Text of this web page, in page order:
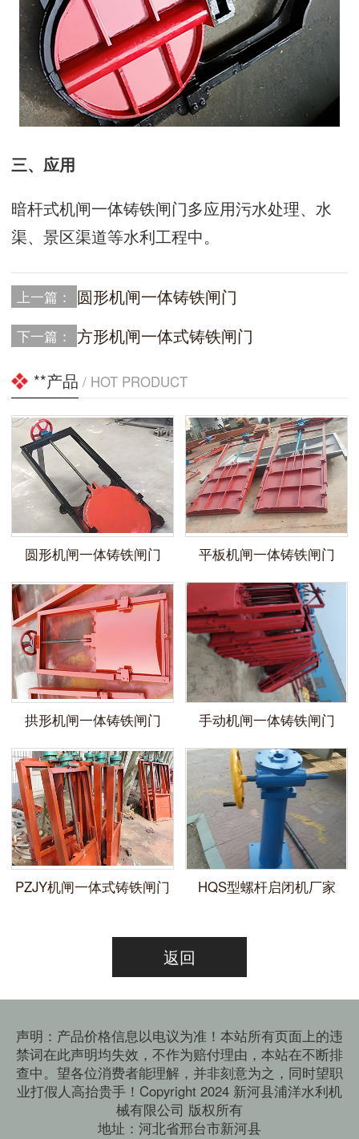
三、应用
暗杆式机闸一体铸铁闸门多应用污水处理、水
渠、景区渠道等水利工程中。
上一篇： 圆形机闸一体铸铁闸门
下一篇： 方形机闸一体式铸铁闸门
**产品 / HOT PRODUCT
圆形机闸一体铸铁闸门 平板机闸一体铸铁闸门
拱形机闸一体铸铁闸门 手动机闸一体铸铁闸门
​PZJY机闸一体式铸铁闸门 HQS型螺杆启闭机厂家
返回
声明：产品价格信息以电议为准！本站所有页面上的违
禁词在此声明均失效，不作为赔付理由，本站在不断排
查中。望各位消费者能理解，并非刻意为之，同时望职
业打假人高抬贵手！Copyright 2024 新河县浦洋水利机
械有限公司 版权所有
地址：河北省邢台市新河县